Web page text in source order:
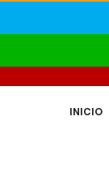
INICIO